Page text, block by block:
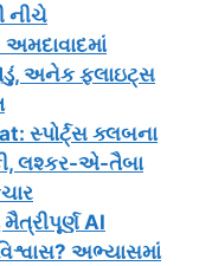
નીચે
અનેક ફ્લાઇટ્સ
સ્પોર્ટ્સ ક્લબના
લશ્કર-એ-તૈબા
AI
અભ્યાસમાં